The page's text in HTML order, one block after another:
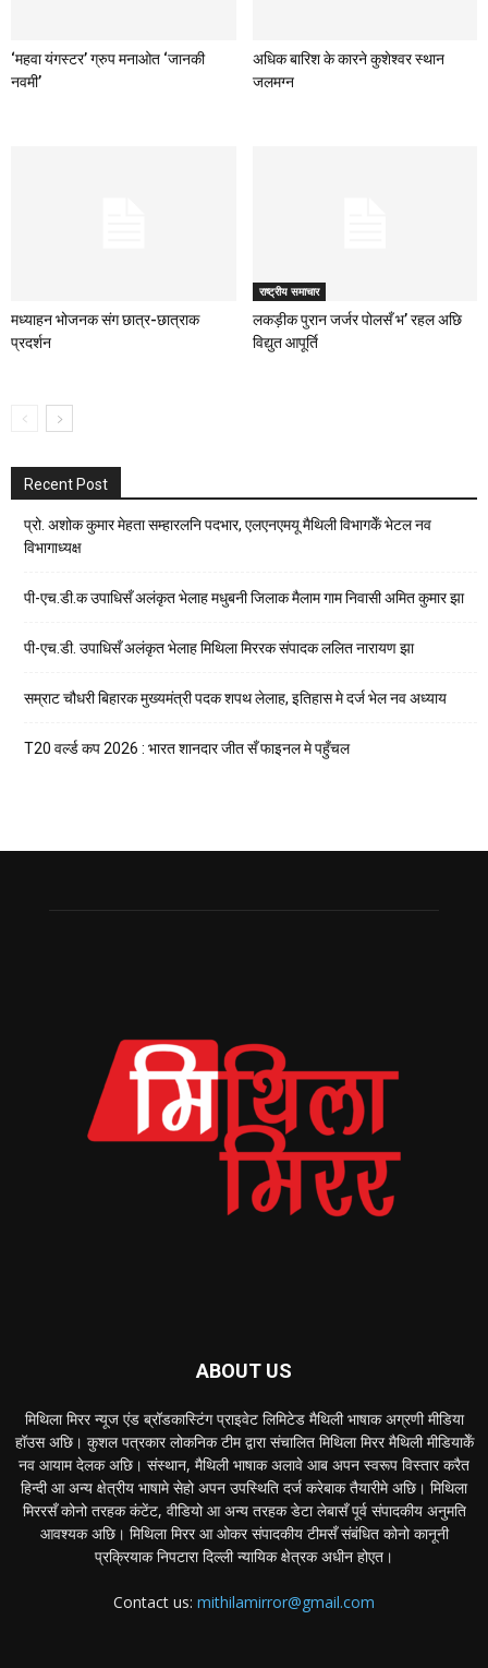
‘महवा यंगस्टर’ ग्रुप मनाओत ‘जानकी
नवमी’
अधिक बारिश के कारने कुशेश्वर स्थान
जलमग्न
मध्याहन भोजनक संग छात्र-छात्राक
प्रदर्शन
राष्ट्रीय समाचार
लकड़ीक पुरान जर्जर पोलसँ भ’ रहल अछि
विद्युत आपूर्ति
Recent Post
प्रो. अशोक कुमार मेहता सम्हारलनि पदभार, एलएनएमयू मैथिली विभागकेँ भेटल नव
विभागाध्यक्ष
पी-एच.डी.क उपाधिसँ अलंकृत भेलाह मधुबनी जिलाक मैलाम गाम निवासी अमित कुमार झा
पी-एच.डी. उपाधिसँ अलंकृत भेलाह मिथिला मिररक संपादक ललित नारायण झा
सम्राट चौधरी बिहारक मुख्यमंत्री पदक शपथ लेलाह, इतिहास मे दर्ज भेल नव अध्याय
T20 वर्ल्ड कप 2026 : भारत शानदार जीत सँ फाइनल मे पहुँचल
ABOUT US
मिथिला मिरर न्यूज एंड ब्रॉडकास्टिंग प्राइवेट लिमिटेड मैथिली भाषाक अग्रणी मीडिया
हॉउस अछि। कुशल पत्रकार लोकनिक टीम द्वारा संचालित मिथिला मिरर मैथिली मीडियाकेँ
नव आयाम देलक अछि। संस्थान, मैथिली भाषाक अलावे आब अपन स्वरूप विस्तार करैत
हिन्दी आ अन्य क्षेत्रीय भाषामे सेहो अपन उपस्थिति दर्ज करेबाक तैयारीमे अछि। मिथिला
मिररसँ कोनो तरहक कंटेंट, वीडियो आ अन्य तरहक डेटा लेबासँ पूर्व संपादकीय अनुमति
आवश्यक अछि। मिथिला मिरर आ ओकर संपादकीय टीमसँ संबंधित कोनो कानूनी
प्रक्रियाक निपटारा दिल्ली न्यायिक क्षेत्रक अधीन होएत।
Contact us: mithilamirror@gmail.com